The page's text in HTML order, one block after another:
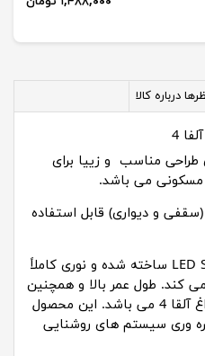
درباره کالا
دی مدل آلفا 4 دارای طراحی مناسب و زییا برای
مسکونی می باشد.
و دیواری) قابل استفاده
این چراغ بر اساس فناوری LED SMD ساخته شده و نوری کاملاً
کند. طول عمر بالا و همچنین
بهره نوری بالا از مزایای دیگر چراغ آلقا 4 می باشد. این محصول
وری سیستم های روشنایی